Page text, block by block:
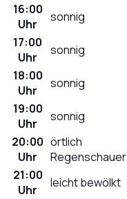
16:00
Uhr
sonnig
17:00
Uhr
sonnig
18:00
Uhr
sonnig
19:00
Uhr
sonnig
20:00
Uhr
örtlich
Regenschauer
21:00
Uhr
leicht bewölkt